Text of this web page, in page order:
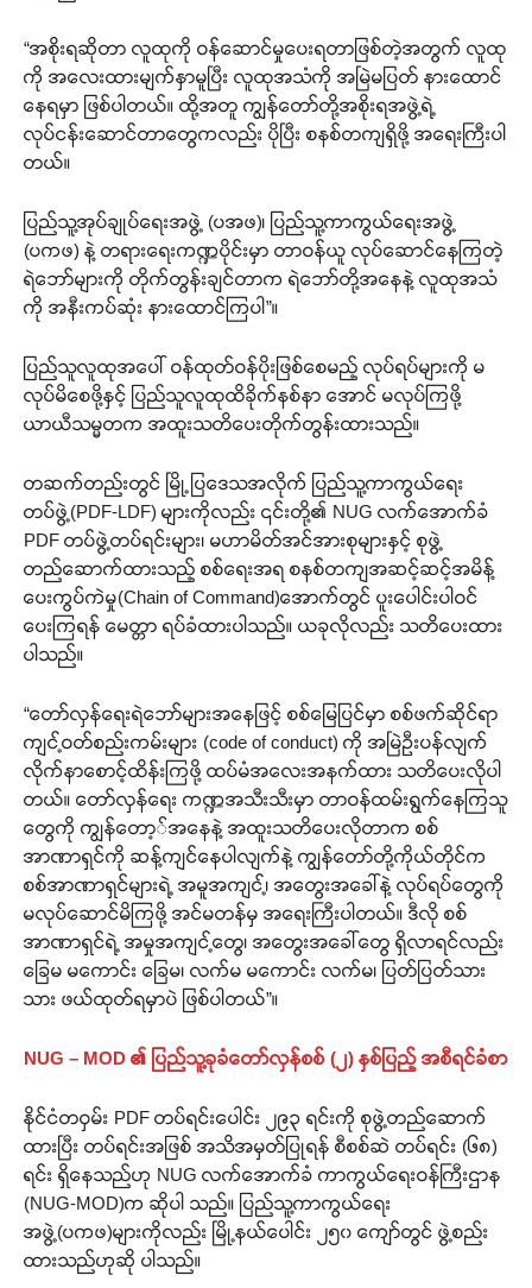
“အစိုးရဆိုတာ လူထုကို ဝန်ဆောင်မှုပေးရတာဖြစ်တဲ့အတွက် လူထု
ကို အလေးထားမျက်နှာမူပြီး လူထုအသံကို အမြဲမပြတ် နားထောင်
နေရမှာ ဖြစ်ပါတယ်။ ထို့အတူ ကျွန်တော်တို့အစိုးရအဖွဲ့ရဲ့
လုပ်ငန်းဆောင်တာတွေကလည်း ပိုပြီး စနစ်တကျရှိဖို့ အရေးကြီးပါ
တယ်။
ပြည်သူ့အုပ်ချုပ်ရေးအဖွဲ့ (ပအဖ)၊ ပြည်သူ့ကာကွယ်ရေးအဖွဲ့
(ပကဖ) နဲ့ တရားရေးကဏ္ဍပိုင်းမှာ တာဝန်ယူ လုပ်ဆောင်နေကြတဲ့
ရဲဘော်များကို တိုက်တွန်းချင်တာက ရဲဘော်တို့အနေနဲ့ လူထုအသံ
ကို အနီးကပ်ဆုံး နားထောင်ကြပါ”။
ပြည်သူလူထုအပေါ် ဝန်ထုတ်ဝန်ပိုးဖြစ်စေမည့် လုပ်ရပ်များကို မ
လုပ်မိစေဖို့နှင့် ပြည်သူလူထုထိခိုက်နစ်နာ အောင် မလုပ်ကြဖို့
ယာယီသမ္မတက အထူးသတိပေးတိုက်တွန်းထားသည်။
တဆက်တည်းတွင် မြို့ပြဒေသအလိုက် ပြည်သူ့ကာကွယ်ရေး
တပ်ဖွဲ့(PDF-LDF) များကိုလည်း ၎င်းတို့၏ NUG လက်အောက်ခံ
PDF တပ်ဖွဲ့တပ်ရင်းများ၊ မဟာမိတ်အင်အားစုများနှင့် စုဖွဲ့
တည်ဆောက်ထားသည့် စစ်ရေးအရ စနစ်တကျအဆင့်ဆင့်အမိန့်
ပေးကွပ်ကဲမှု(Chain of Command)အောက်တွင် ပူးပေါင်းပါဝင်
ပေးကြရန် မေတ္တာ ရပ်ခံထားပါသည်။ ယခုလိုလည်း သတိပေးထား
ပါသည်။
“တော်လှန်ရေးရဲဘော်များအနေဖြင့် စစ်မြေပြင်မှာ စစ်ဖက်ဆိုင်ရာ
ကျင့်ဝတ်စည်းကမ်းများ (code of conduct) ကို အမြဲဦးပန်လျက်
လိုက်နာစောင့်ထိန်းကြဖို့ ထပ်မံအလေးအနက်ထား သတိပေးလိုပါ
တယ်။ တော်လှန်ရေး ကဏ္ဍအသီးသီးမှာ တာဝန်ထမ်းရွက်နေကြသူ
တွေကို ကျွန်တော့်အနေနဲ့ အထူးသတိပေးလိုတာက စစ်
အာဏာရှင်ကို ဆန့်ကျင်နေပါလျက်နဲ့ ကျွန်တော်တို့ကိုယ်တိုင်က
စစ်အာဏာရှင်များရဲ့ အမူအကျင့်၊ အတွေးအခေါ်နဲ့ လုပ်ရပ်တွေကို
မလုပ်ဆောင်မိကြဖို့ အင်မတန်မှ အရေးကြီးပါတယ်။ ဒီလို စစ်
အာဏာရှင်ရဲ့ အမှုအကျင့်တွေ၊ အတွေးအခေါ်တွေ ရှိလာရင်လည်း
ခြေမ မကောင်း ခြေမ၊ လက်မ မကောင်း လက်မ၊ ပြတ်ပြတ်သား
သား ဖယ်ထုတ်ရမှာပဲ ဖြစ်ပါတယ်”။
NUG – MOD ၏ ပြည်သူ့ခုခံတော်လှန်စစ် (၂) နှစ်ပြည့် အစီရင်ခံစာ
နိုင်ငံတဝှမ်း PDF တပ်ရင်းပေါင်း ၂၉၃ ရင်းကို စုဖွဲ့တည်ဆောက်
ထားပြီး တပ်ရင်းအဖြစ် အသိအမှတ်ပြုရန် စီစစ်ဆဲ တပ်ရင်း (၆၈)
ရင်း ရှိနေသည်ဟု NUG လက်အောက်ခံ ကာကွယ်ရေးဝန်ကြီးဌာန
(NUG-MOD)က ဆိုပါ သည်။ ပြည်သူ့ကာကွယ်ရေး
အဖွဲ့(ပကဖ)များကိုလည်း မြို့နယ်‌ပေါင်း ၂၅၀ ကျော်တွင် ဖွဲ့စည်း
ထားသည်ဟုဆို ပါသည်။